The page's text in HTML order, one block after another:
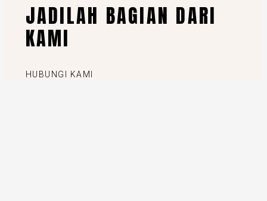
JADILAH BAGIAN DARI
KAMI
HUBUNGI KAMI